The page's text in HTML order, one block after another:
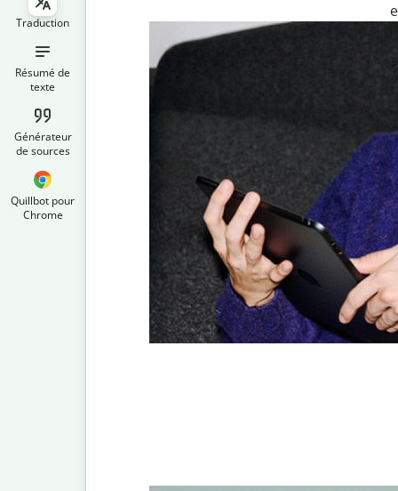
Traduction
Résumé de
texte
Générateur
de sources
Quillbot pour
Chrome